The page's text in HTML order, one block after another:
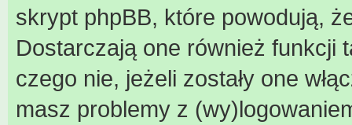
skrypt phpBB, które powodują,
Dostarczają one również funkcji
czego nie, jeżeli zostały one
masz problemy z